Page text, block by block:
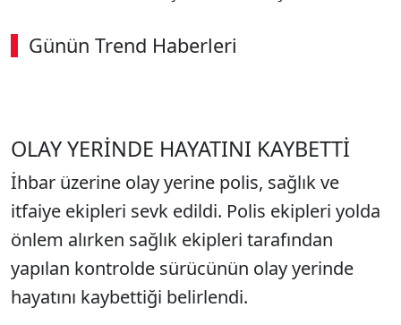
Günün Trend Haberleri
OLAY YERİNDE HAYATINI KAYBETTİ
İhbar üzerine olay yerine polis, sağlık ve
itfaiye ekipleri sevk edildi. Polis ekipleri yolda
önlem alırken sağlık ekipleri tarafından
yapılan kontrolde sürücünün olay yerinde
hayatını kaybettiği belirlendi.